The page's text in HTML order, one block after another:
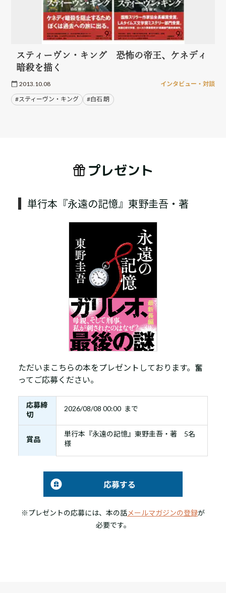
スティーヴン・キング 恐怖の帝王、ケネディ
暗殺を描く
2013.10.08 インタビュー・対談
#スティーヴン・キング #白石 朗
プレゼント
単行本『永遠の記憶』東野圭吾・著
ただいまこちらの本をプレゼントしております。奮
ってご応募ください。
応募締
切
2026/08/08 00:00 まで
賞品
単行本『永遠の記憶』東野圭吾・著 5名
様
応募する
※プレゼントの応募には、本の話メールマガジンの登録が
必要です。